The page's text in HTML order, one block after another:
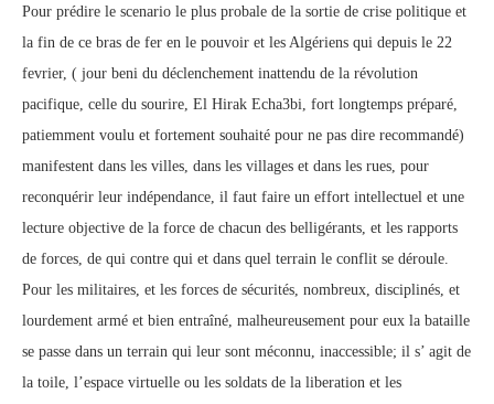
Pour prédire le scenario le plus probale de la sortie de crise politique et
la fin de ce bras de fer en le pouvoir et les Algériens qui depuis le 22
fevrier, ( jour beni du déclenchement inattendu de la révolution
pacifique, celle du sourire, El Hirak Echa3bi, fort longtemps préparé,
patiemment voulu et fortement souhaité pour ne pas dire recommandé)
manifestent dans les villes, dans les villages et dans les rues, pour
reconquérir leur indépendance, il faut faire un effort intellectuel et une
lecture objective de la force de chacun des belligérants, et les rapports
de forces, de qui contre qui et dans quel terrain le conflit se déroule.
Pour les militaires, et les forces de sécurités, nombreux, disciplinés, et
lourdement armé et bien entraîné, malheureusement pour eux la bataille
se passe dans un terrain qui leur sont méconnu, inaccessible; il s’ agit de
la toile, l’espace virtuelle ou les soldats de la liberation et les